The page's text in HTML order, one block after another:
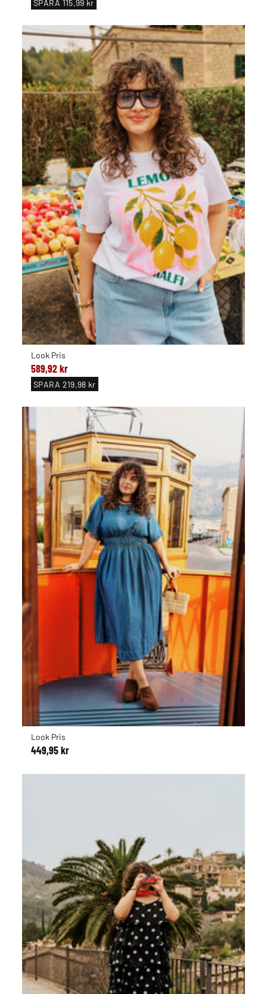
SPARA 115,99 kr
Look Pris
589,92 kr
SPARA 219,98 kr
Look Pris
449,95 kr